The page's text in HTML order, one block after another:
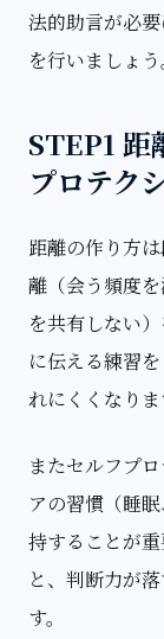
法的助言が必
を行いましょう
STEP1 距
プロテク
距離の作り方
離（会う頻度
を共有しない
に伝える練習
れにくくなりま
またセルフプ
アの習慣（睡
持することが
と、判断力が
す。